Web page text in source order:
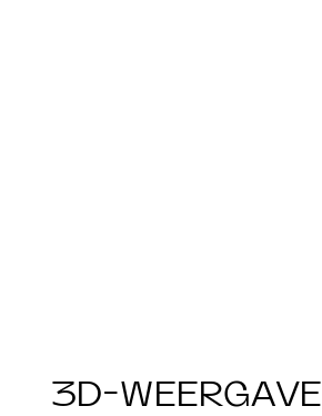
3D-WEERGAVE